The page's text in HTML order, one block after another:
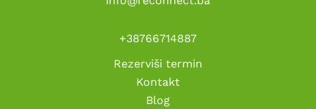
+38766714887
Rezerviši termin
Kontakt
Blog